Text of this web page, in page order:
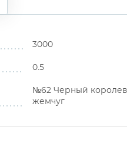
3000
0.5
№62 Черный
жемчуг